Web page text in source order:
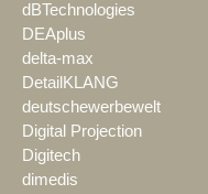
dBTechnologies
DEAplus
delta-max
DetailKLANG
deutschewerbewelt
Digital Projection
Digitech
dimedis